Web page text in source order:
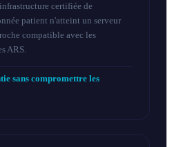
certifiée de
patient n'atteint un serveur
compatible avec les
ARS.
sans compromettre les